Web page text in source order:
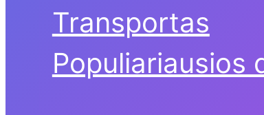
Transportas
Populiariausios